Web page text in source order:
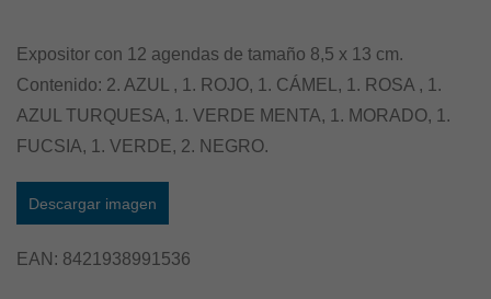
Expositor con 12 agendas de tamaño 8,5 x 13 cm.
Contenido: 2. AZUL , 1. ROJO, 1. CÁMEL, 1. ROSA , 1.
AZUL TURQUESA, 1. VERDE MENTA, 1. MORADO, 1.
FUCSIA, 1. VERDE, 2. NEGRO.
Descargar imagen
EAN: 8421938991536